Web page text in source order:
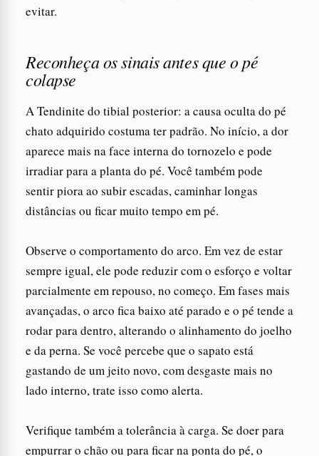
evitar.
Reconheça os sinais antes que o pé
colapse
A Tendinite do tibial posterior: a causa oculta do pé
chato adquirido costuma ter padrão. No início, a dor
aparece mais na face interna do tornozelo e pode
irradiar para a planta do pé. Você também pode
sentir piora ao subir escadas, caminhar longas
distâncias ou ficar muito tempo em pé.
Observe o comportamento do arco. Em vez de estar
sempre igual, ele pode reduzir com o esforço e voltar
parcialmente em repouso, no começo. Em fases mais
avançadas, o arco fica baixo até parado e o pé tende a
rodar para dentro, alterando o alinhamento do joelho
e da perna. Se você percebe que o sapato está
gastando de um jeito novo, com desgaste mais no
lado interno, trate isso como alerta.
Verifique também a tolerância à carga. Se doer para
empurrar o chão ou para ficar na ponta do pé, o